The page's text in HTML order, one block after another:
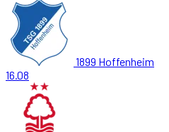
1899 Hoffenheim
16.08